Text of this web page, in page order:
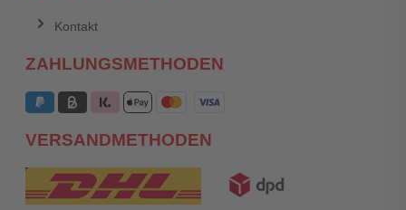
Kontakt
ZAHLUNGSMETHODEN
VERSANDMETHODEN